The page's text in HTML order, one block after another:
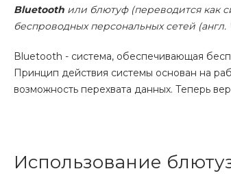
Bluetooth или блютуф (переводится как
беспроводных персональных сетей
Вluetooth - система, обеспечивающая
Принцип действия системы основан на
возможность перехвата данных. Теперь
Использование